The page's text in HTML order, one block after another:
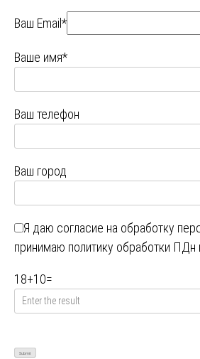
Ваш Email*
Ваше имя*
Ваш телефон
Ваш город
Я даю согласие на обработку
принимаю политику обработки
18+10=